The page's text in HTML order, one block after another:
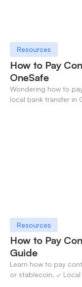
Resources
How to Pay
OneSafe
Wondering how to
local bank transfer in
Resources
How to Pay
Guide
Learn how to pay
or stablecoin. ✓